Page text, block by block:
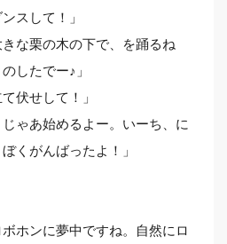
スして！」
な栗の木の下で、を踊るね
したでー♪」
伏せして！」
ゃあ始めるよー。いーち、に
くがんばったよ！」
ホンに夢中ですね。自然にロ